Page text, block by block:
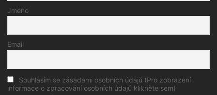
Jméno
Email
Souhlasím se zásadami osobních údajů (Pro zobrazení
informace o zpracování osobních údajů klikněte sem)